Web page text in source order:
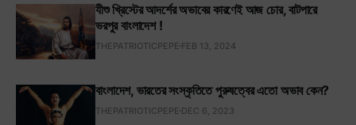
যীশু খ্রিস্টের আদর্শের অভাবের কারণেই আজ চোর, বাটপারে
ভরপুর বাংলাদেশ !
THEPATRIOTICPEPE FEB 13, 2024
বাংলাদেশ, ভারতের সংস্কৃতিতে পুরুষত্বের এতো অভাব কেন?
THEPATRIOTICPEPE DEC 6, 2023